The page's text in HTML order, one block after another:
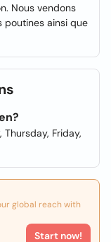
Nous vendons
poutines ainsi que
Friday,
global reach with
Start now!